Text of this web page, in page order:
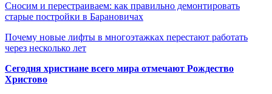
Сносим и перестраиваем: как правильно демонтировать
старые постройки в Барановичах
Почему новые лифты в многоэтажках перестают работать
через несколько лет
Сегодня христиане всего мира отмечают Рождество
Христово